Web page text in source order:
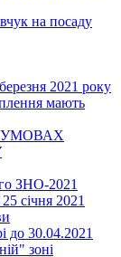
на посаду
2021 року
мають
УМОВАХ
ЗНО-2021
січня 2021
до 30.04.2021
зоні